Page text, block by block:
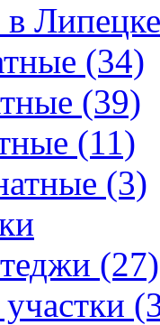
Липецке
(34)
(39)
(11)
(3)
(27)